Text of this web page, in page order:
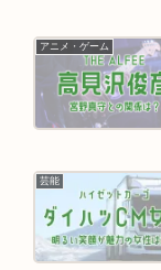
アニメ・ゲーム
芸能